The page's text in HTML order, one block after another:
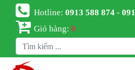
Hotline:0913 588 874 -
Giỏ hàng:0